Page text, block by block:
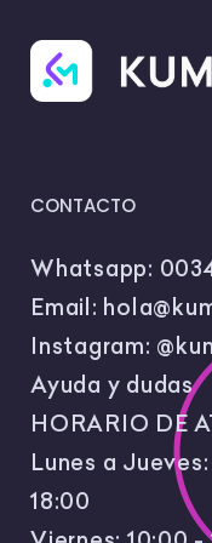
CONTACTO
Whatsapp:
Email:
Instagram:
Ayuda y dudas
HORARIO DE
Lunes a
18:00